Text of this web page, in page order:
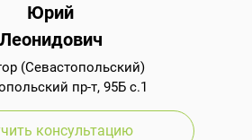
Юрий
Леонидович
(Севастопольский)
пр-т, 95Б с.1
консультацию